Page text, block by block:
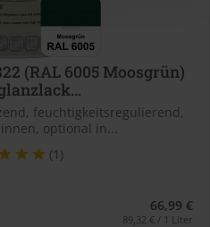
(RAL 6005 Moosgrün)
feuchtigkeitsregulierend,
optional in...
(1)
66,99 €
89,32 € / 1 Liter